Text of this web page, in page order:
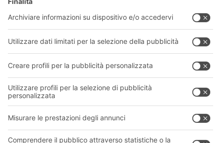
Cassette e contenitori
Sistemi di trasporto
I nostri servizi
Download
Azienda
Chi siamo
La nostra rete globale
I nostri stabilimenti
Seguici